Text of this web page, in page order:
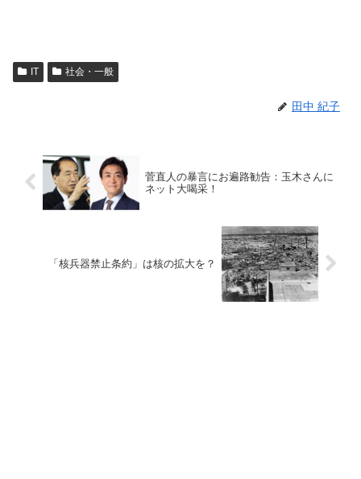
IT 社会・一般
田中 紀子
菅直人の暴言にお遍路勧告：玉木さんに
ネット大喝采！
「核兵器禁止条約」は核の拡大を？